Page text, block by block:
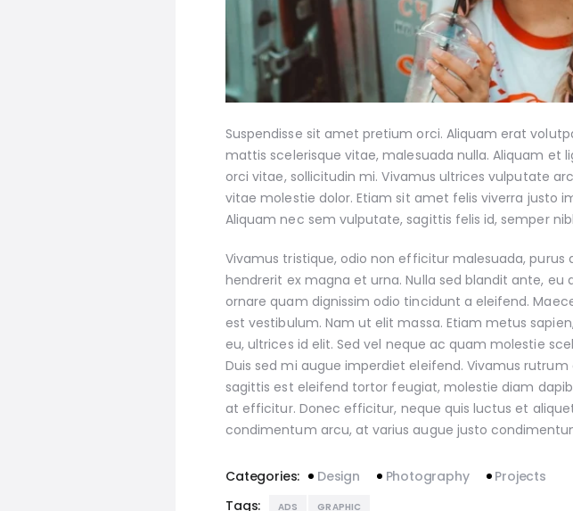
Suspendisse sit amet pretium orci. Aliquam erat
mattis scelerisque vitae, malesuada nulla. Aliquam et
orci vitae, sollicitudin mi. Vivamus ultrices vulputate
vitae molestie dolor. Etiam sit amet felis viverra justo
Aliquam nec sem vulputate, sagittis felis id, semper
Vivamus tristique, odio non efficitur malesuada,
hendrerit ex magna et urna. Nulla sed blandit ante, eu
ornare quam dignissim odio tincidunt a eleifend.
est vestibulum. Nam ut elit massa. Etiam metus
eu, ultrices id elit. Sed vel neque ac quam molestie
Duis sed mi augue imperdiet eleifend. Vivamus
sagittis est eleifend tortor feugiat, molestie diam
at efficitur. Donec efficitur, neque quis luctus et
condimentum arcu, at varius augue justo
Categories: Design Photography
Projects
Tags:
ADS GRAPHIC